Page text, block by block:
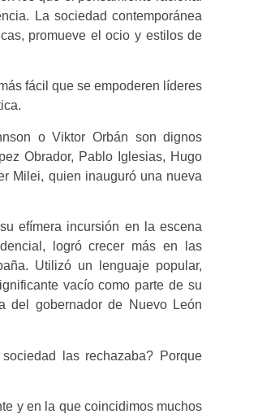
La sociedad contemporánea
promueve el ocio y estilos de
fácil que se empoderen líderes
o Viktor Orbán son dignos
Obrador, Pablo Iglesias, Hugo
Milei, quien inauguró una nueva
efímera incursión en la escena
logró crecer más en las
Utilizó un lenguaje popular,
vacío como parte de su
del gobernador de Nuevo León
las rechazaba? Porque
y en la que coincidimos muchos